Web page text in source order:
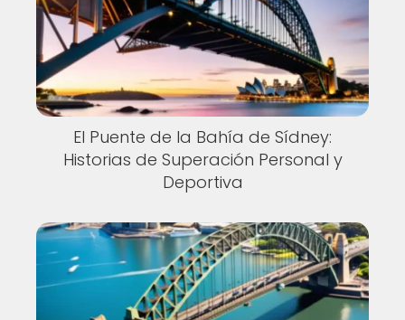
El Puente de la Bahía de Sídney:
Historias de Superación Personal y
Deportiva